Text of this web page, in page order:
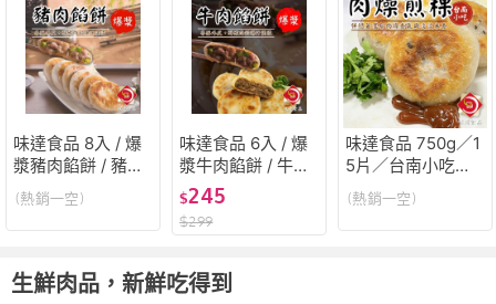
味達食品 8入 / 爆
漿豬肉餡餅 / 豬肉
餡餅 / 傳統美食 /
夜市小吃 / 豬肉 /
餡餅 / 佳味食品
(熱銷一空)
味達食品 6入 / 爆
漿牛肉餡餅 / 牛肉
餡餅 / 傳統美食 /
夜市小吃 / 牛肉 /
餡餅 / 佳味食品
$245
$299
味達食品 750g／1
5片／台南小吃／
肉燥煎粿／煎粿／
粿／肉粿／佳味肉
燥煎粿
(熱銷一空)
生鮮肉品，新鮮吃得到